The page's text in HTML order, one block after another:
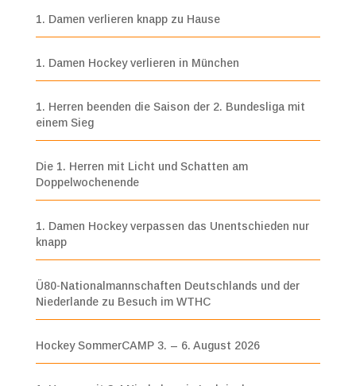
1. Damen verlieren knapp zu Hause
1. Damen Hockey verlieren in München
1. Herren beenden die Saison der 2. Bundesliga mit
einem Sieg
Die 1. Herren mit Licht und Schatten am
Doppelwochenende
1. Damen Hockey verpassen das Unentschieden nur
knapp
Ü80-Nationalmannschaften Deutschlands und der
Niederlande zu Besuch im WTHC
Hockey SommerCAMP 3. – 6. August 2026